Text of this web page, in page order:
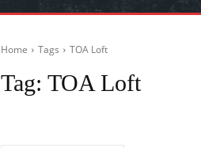
Home Tags TOA Loft
Tag: TOA Loft